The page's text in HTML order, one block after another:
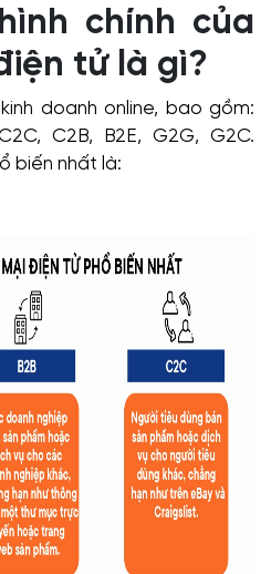
chính của
tử là gì?
doanh online, bao gồm:
C2B, B2E, G2G, G2C.
biến nhất là: